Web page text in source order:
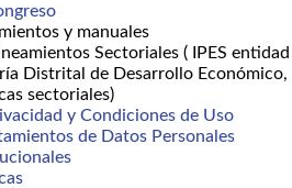
y manuales
Sectoriales ( IPES entidad
Distrital de Desarrollo Económico,
sectoriales)
y Condiciones de Uso
de Datos Personales